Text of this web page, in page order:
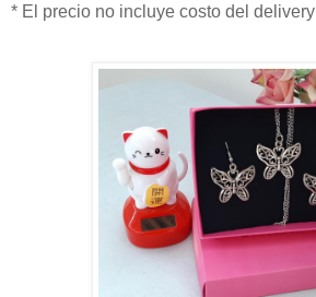
* El precio no incluye costo del delivery